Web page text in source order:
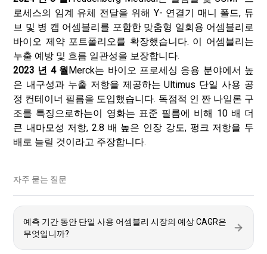
로세스의 임계 유체 전달을 위해 Y- 연결기 매니 폴드, 튜
브 및 병 캡 어셈블리를 포함한 맞춤형 일회용 어셈블리로
바이오 제약 포트폴리오를 확장했습니다. 이 어셈블리는
누출 예방 및 흐름 일관성을 보장합니다.
2023 년 4 월Merck는 바이오 프로세싱 응용 분야에서 높
은 내구성과 누출 저항을 제공하는 Ultimus 단일 사용 공
정 컨테이너 필름을 도입했습니다. 독점적 인 짠 나일론 구
조를 특징으로하는이 영화는 표준 필름에 비해 10 배 더
큰 내마모성 저항, 2.8 배 높은 인장 강도, 펑크 저항을 두
배로 늘릴 것이라고 주장합니다.
자주 묻는 질문
예측 기간 동안 단일 사용 어셈블리 시장의 예상 CAGR은
무엇입니까?